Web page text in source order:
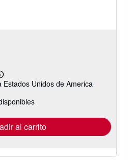
tarifas
envío
Unidos de America
al carrito